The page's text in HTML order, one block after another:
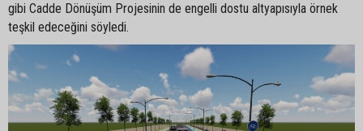
gibi Cadde Dönüşüm Projesinin de engelli dostu altyapısıyla örnek
teşkil edeceğini söyledi.